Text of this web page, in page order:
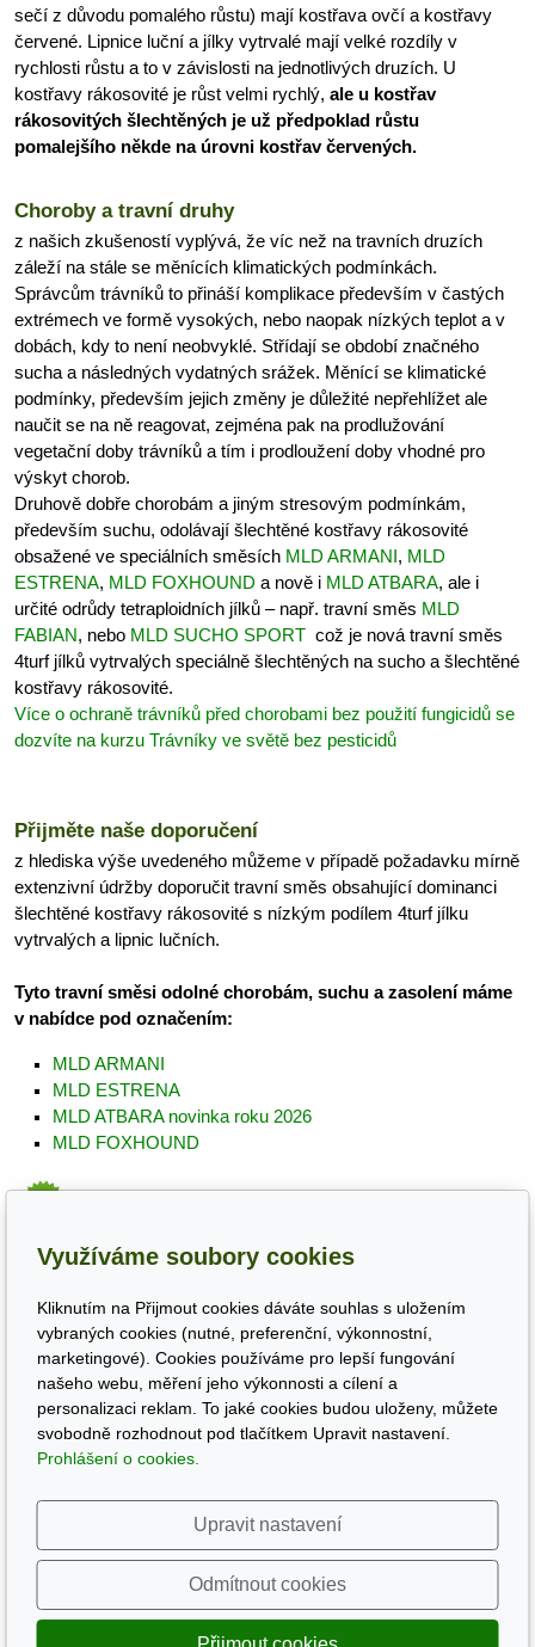
sečí z důvodu pomalého růstu) mají kostřava ovčí a kostřavy
červené. Lipnice luční a jílky vytrvalé mají velké rozdíly v
rychlosti růstu a to v závislosti na jednotlivých druzích. U
kostřavy rákosovité je růst velmi rychlý, ale u kostřav
rákosovitých šlechtěných je už předpoklad růstu
pomalejšího někde na úrovni kostřav červených.
Choroby a travní druhy
z našich zkušeností vyplývá, že víc než na travních druzích
záleží na stále se měnících klimatických podmínkách.
Správcům trávníků to přináší komplikace především v častých
extrémech ve formě vysokých, nebo naopak nízkých teplot a v
dobách, kdy to není neobvyklé. Střídají se období značného
sucha a následných vydatných srážek. Měnící se klimatické
podmínky, především jejich změny je důležité nepřehlížet ale
naučit se na ně reagovat, zejména pak na prodlužování
vegetační doby trávníků a tím i prodloužení doby vhodné pro
výskyt chorob.
Druhově dobře chorobám a jiným stresovým podmínkám,
především suchu, odolávají šlechtěné kostřavy rákosovité
obsažené ve speciálních směsích MLD ARMANI , MLD
ESTRENA, MLD FOXHOUND a nově i MLD ATBARA, ale i
určité odrůdy tetraploidních jílků – např. travní směs MLD
FABIAN, nebo MLD SUCHO SPORT což je nová travní směs
4turf jílků vytrvalých speciálně šlechtěných na sucho a šlechtěné
kostřavy rákosovité.
Více o ochraně trávníků před chorobami bez použití fungicidů se
dozvíte na kurzu Trávníky ve světě bez pesticidů
Přijměte naše doporučení
z hlediska výše uvedeného můžeme v případě požadavku mírně
extenzivní údržby doporučit travní směs obsahující dominanci
šlechtěné kostřavy rákosovité s nízkým podílem 4turf jílku
vytrvalých a lipnic lučních.
Tyto travní směsi odolné chorobám, suchu a zasolení máme
v nabídce pod označením:
MLD ARMANI
MLD ESTRENA
MLD ATBARA novinka roku 2026
MLD FOXHOUND
Travní směsi pro založení okrasného trávníku
Travní směs prodosev sportovních a okrasných trávníků
Travní směsi pro speciální použití
Kvetoucí louky -
okrasné extenzivní směsi
© 2026MLD s.r.o.
Běží nainPages AI
Využíváme soubory cookies
Kliknutím na Přijmout cookies dáváte souhlas s uložením
vybraných cookies (nutné, preferenční, výkonnostní,
marketingové). Cookies používáme pro lepší fungování
našeho webu, měření jeho výkonnosti a cílení a
personalizaci reklam. To jaké cookies budou uloženy, můžete
svobodně rozhodnout pod tlačítkem Upravit nastavení.
Prohlášení o cookies.
Upravit nastavení
Odmítnout cookies